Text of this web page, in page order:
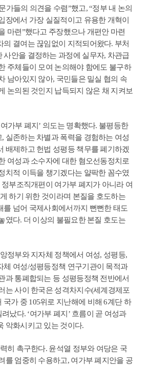
가들의 의견을 수렴”했고, “정부 내 논의
장에서 가장 실질적이고 유용한 개혁이
마련”했다고 주장했으나 개편안 마련
의 결여는 끊임없이 지적되어왔다. 부처
사안을 결정하는 과정에 실무자, 차관급
주체들이 모여 논의해야 함에도 불구하
남아있지 않아, 국민들은 밀실 협의 속
논의된 것인지 납득되지 않은 채 지켜보
가부 폐지’ 의도는 명확했다. 불평등한
실존하는 차별과 폭력을 경험하는 여성
배제하고 헌법 성평등 책무를 폐기하겠
여성과 소수자에 대한 혐오선동정치로
치적 이득을 챙기겠다는 얄팍한 꼼수였
부조직개편이 여가부 폐지가 아니라 여
하기 위한 것이라며 본질을 호도하는
를 넘어 국제사회에서까지 뻔뻔한 태도
였다. 더 이상의 불필요한 본질 호도는
정부와 지자체 정책에서 여성, 성평등,
체 여성/성평등정책 연구기관이 목적과
과 통폐합되는 등 성평등정책 전반에서
는 사이 한국은 성격차지수(세계경제포
국가 중 105위로 지난해에 비해 6계단 하
났다. ‘여가부 폐지’ 흐름이 곧 여성과
악화시키고 있는 것이다.
히 촉구한다. 윤석열 정부와 여당은 국
를 엄중히 수용하고, 여가부 폐지안을 공